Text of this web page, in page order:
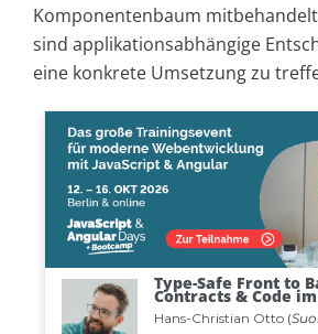
Komponentenbaum
sind applikationsabhängige
eine konkrete Umsetzung zu